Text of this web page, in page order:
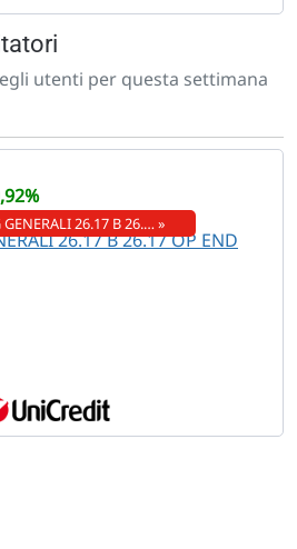
utenti per questa settimana
GENERALI 26.17 B 26.… »